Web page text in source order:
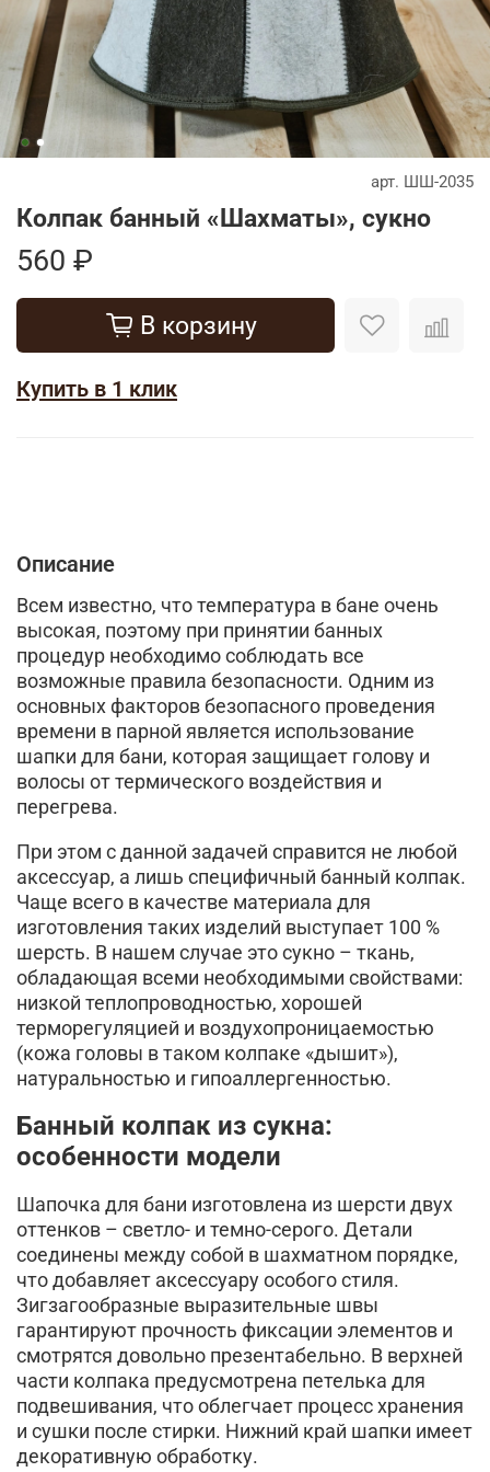
арт. ШШ-2035
Колпак банный «Шахматы», сукно
560 ₽
В корзину
Купить в 1 клик
Описание
Всем известно, что температура в бане очень
высокая, поэтому при принятии банных
процедур необходимо соблюдать все
возможные правила безопасности. Одним из
основных факторов безопасного проведения
времени в парной является использование
шапки для бани, которая защищает голову и
волосы от термического воздействия и
перегрева.
При этом с данной задачей справится не любой
аксессуар, а лишь специфичный банный колпак.
Чаще всего в качестве материала для
изготовления таких изделий выступает 100 %
шерсть. В нашем случае это сукно – ткань,
обладающая всеми необходимыми свойствами:
низкой теплопроводностью, хорошей
терморегуляцией и воздухопроницаемостью
(кожа головы в таком колпаке «дышит»),
натуральностью и гипоаллергенностью.
Банный колпак из сукна:
особенности модели
Шапочка для бани изготовлена из шерсти двух
оттенков – светло- и темно-серого. Детали
соединены между собой в шахматном порядке,
что добавляет аксессуару особого стиля.
Зигзагообразные выразительные швы
гарантируют прочность фиксации элементов и
смотрятся довольно презентабельно. В верхней
части колпака предусмотрена петелька для
подвешивания, что облегчает процесс хранения
и сушки после стирки. Нижний край шапки имеет
декоративную обработку.